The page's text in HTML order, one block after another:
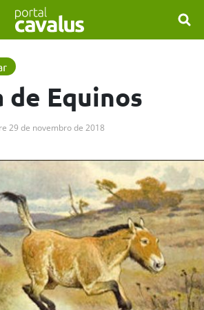
de Equinos
29 de novembro de 2018